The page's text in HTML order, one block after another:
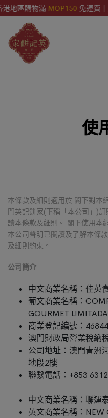
購物滿MOP150免運費｜其他地
使
本條款及細則適用於 閣下對本
門英記餅家(下稱「本公司」)
讀本條款及細則。 閣下使用本
本公司聲明已閱讀及了解本條
及細則約束。
公司簡介
中文商業名稱：佳英
葡文商業名稱：
GOURMET LIMITADA
商業登記編號：
澳門財政局營業稅納
公司地址：澳門青洲
地段2樓
聯繫電話：+853
中文商業名稱：聯運
英文商業名稱：NEW